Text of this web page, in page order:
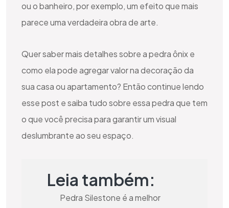
ou o banheiro, por exemplo, um efeito que mais
parece uma verdadeira obra de arte.
Quer saber mais detalhes sobre a pedra ônix e
como ela pode agregar valor na decoração da
sua casa ou apartamento? Então continue lendo
esse post e saiba tudo sobre essa pedra que tem
o que você precisa para garantir um visual
deslumbrante ao seu espaço.
Leia também:
Pedra Silestone é a melhor